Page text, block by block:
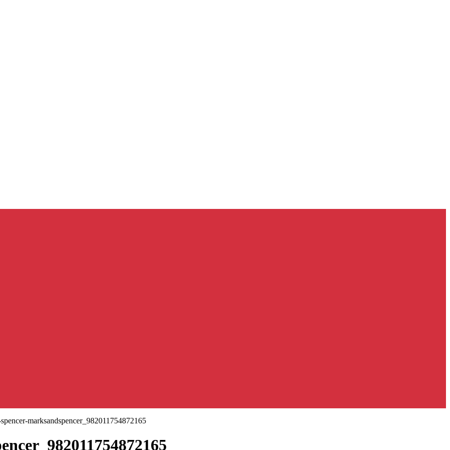
marksandspencer_982011754872165